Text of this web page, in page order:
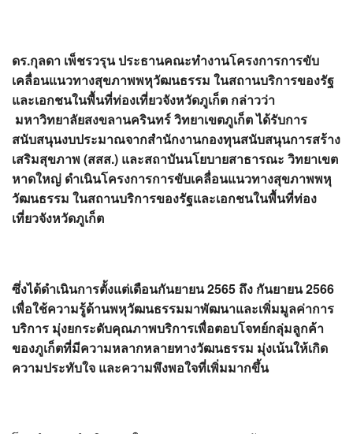
ดร.กุลดา เพ็ชรวรุน ประธานคณะทำงานโครงการการขับ
เคลื่อนแนวทางสุขภาพพหุวัฒนธรรม ในสถานบริการของรัฐ
และเอกชนในพื้นที่ท่องเที่ยวจังหวัดภูเก็ต กล่าวว่า
มหาวิทยาลัยสงขลานครินทร์ วิทยาเขตภูเก็ต ได้รับการ
สนับสนุนงบประมาณจากสำนักงานกองทุนสนับสนุนการสร้าง
เสริมสุขภาพ (สสส.) และสถาบันนโยบายสาธารณะ วิทยาเขต
หาดใหญ่ ดำเนินโครงการการขับเคลื่อนแนวทางสุขภาพพหุ
วัฒนธรรม ในสถานบริการของรัฐและเอกชนในพื้นที่ท่อง
เที่ยวจังหวัดภูเก็ต
ซึ่งได้ดำเนินการตั้งแต่เดือนกันยายน2565 ถึง กันยายน 2566
เพื่อใช้ความรู้ด้านพหุวัฒนธรรมมาพัฒนาและเพิ่มมูลค่าการ
บริการ มุ่งยกระดับคุณภาพบริการเพื่อตอบโจทย์กลุ่มลูกค้า
ของภูเก็ตที่มีความหลากหลายทางวัฒนธรรม มุ่งเน้นให้เกิด
ความประทับใจ และความพึงพอใจที่เพิ่มมากขึ้น